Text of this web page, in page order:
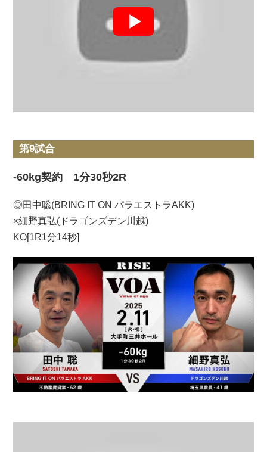
第9試合
-60kg契約 1分30秒2R
◎田中聡(BRING IT ON パラエストラAKK)
×細野真弘(ドラゴンズデン川越)
KO[1R1分14秒]